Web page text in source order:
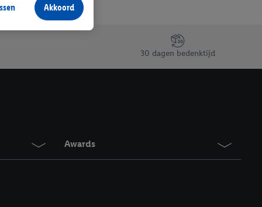
30 dagen bedenktijd
Awards
producten waarin je
te plaatsen
verschillende
jouw gehashte e-
Meer informatie,
Akkoord